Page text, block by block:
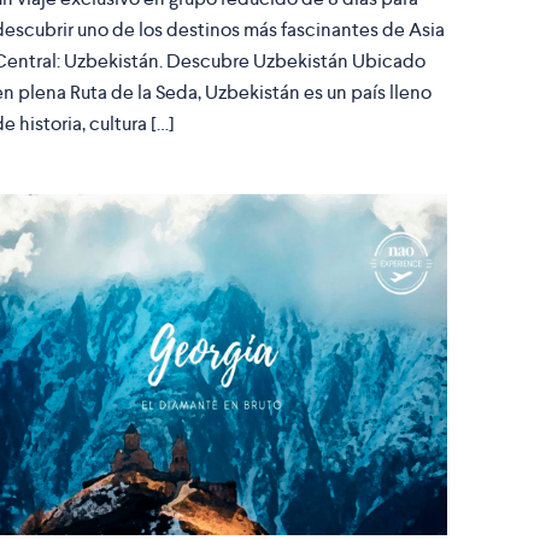
uno de los destinos más fascinantes de Asia
Uzbekistán. Descubre Uzbekistán Ubicado
plena Ruta de la Seda, Uzbekistán es un país lleno
historia, cultura […]